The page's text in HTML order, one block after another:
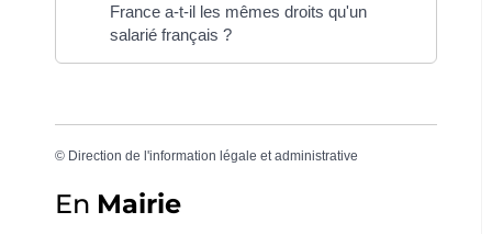
France a-t-il les mêmes droits qu'un
salarié français ?
© Direction de l'information légale et administrative
En Mairie